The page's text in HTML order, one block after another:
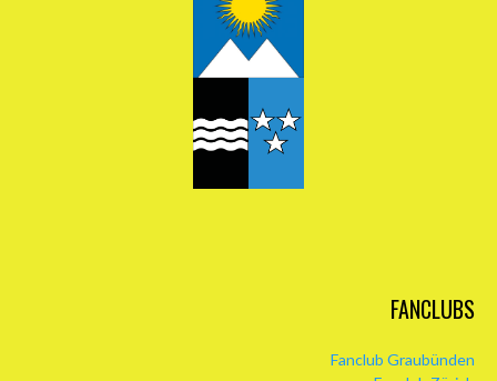
FANCLUBS
Fanclub Graubünden